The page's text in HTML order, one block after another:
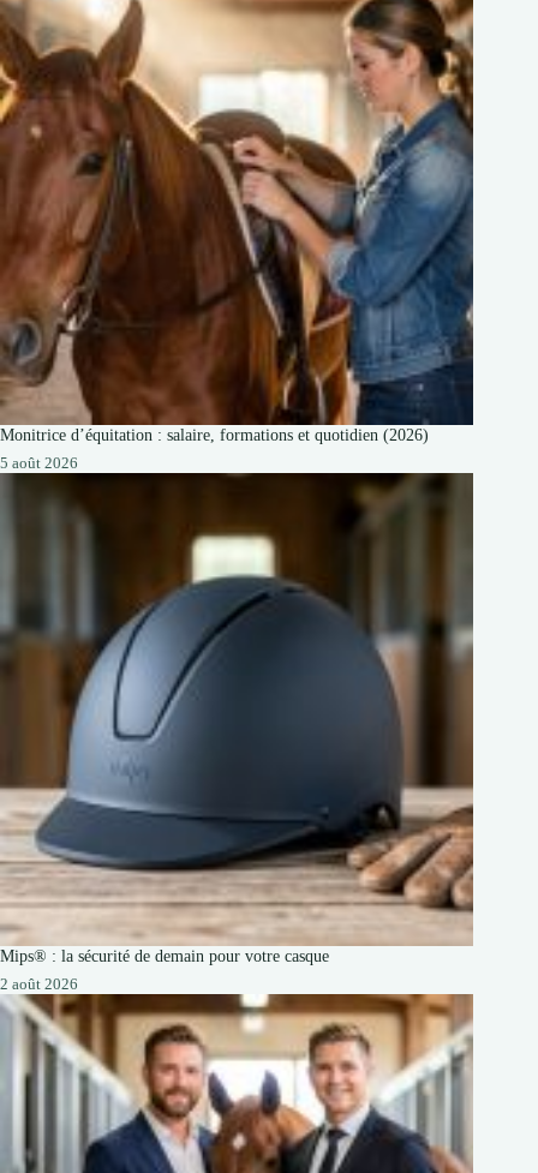
Monitrice d’équitation : salaire, formations et quotidien (2026)
5 août 2026
Mips® : la sécurité de demain pour votre casque
2 août 2026